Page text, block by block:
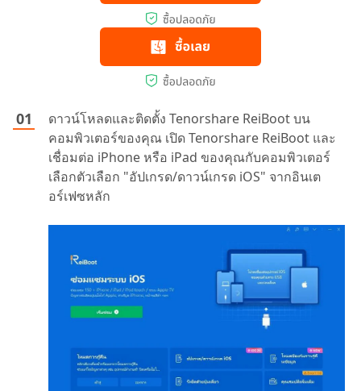
ดาวน์โหลดและติดตั้ง Tenorshare ReiBoot บน
คอมพิวเตอร์ของคุณ เปิด Tenorshare ReiBoot และ
เชื่อมต่อ iPhone หรือ iPad ของคุณกับคอมพิวเตอร์
เลือกตัวเลือก "อัปเกรด/ดาวน์เกรด iOS" จากอินเต
อร์เฟซหลัก